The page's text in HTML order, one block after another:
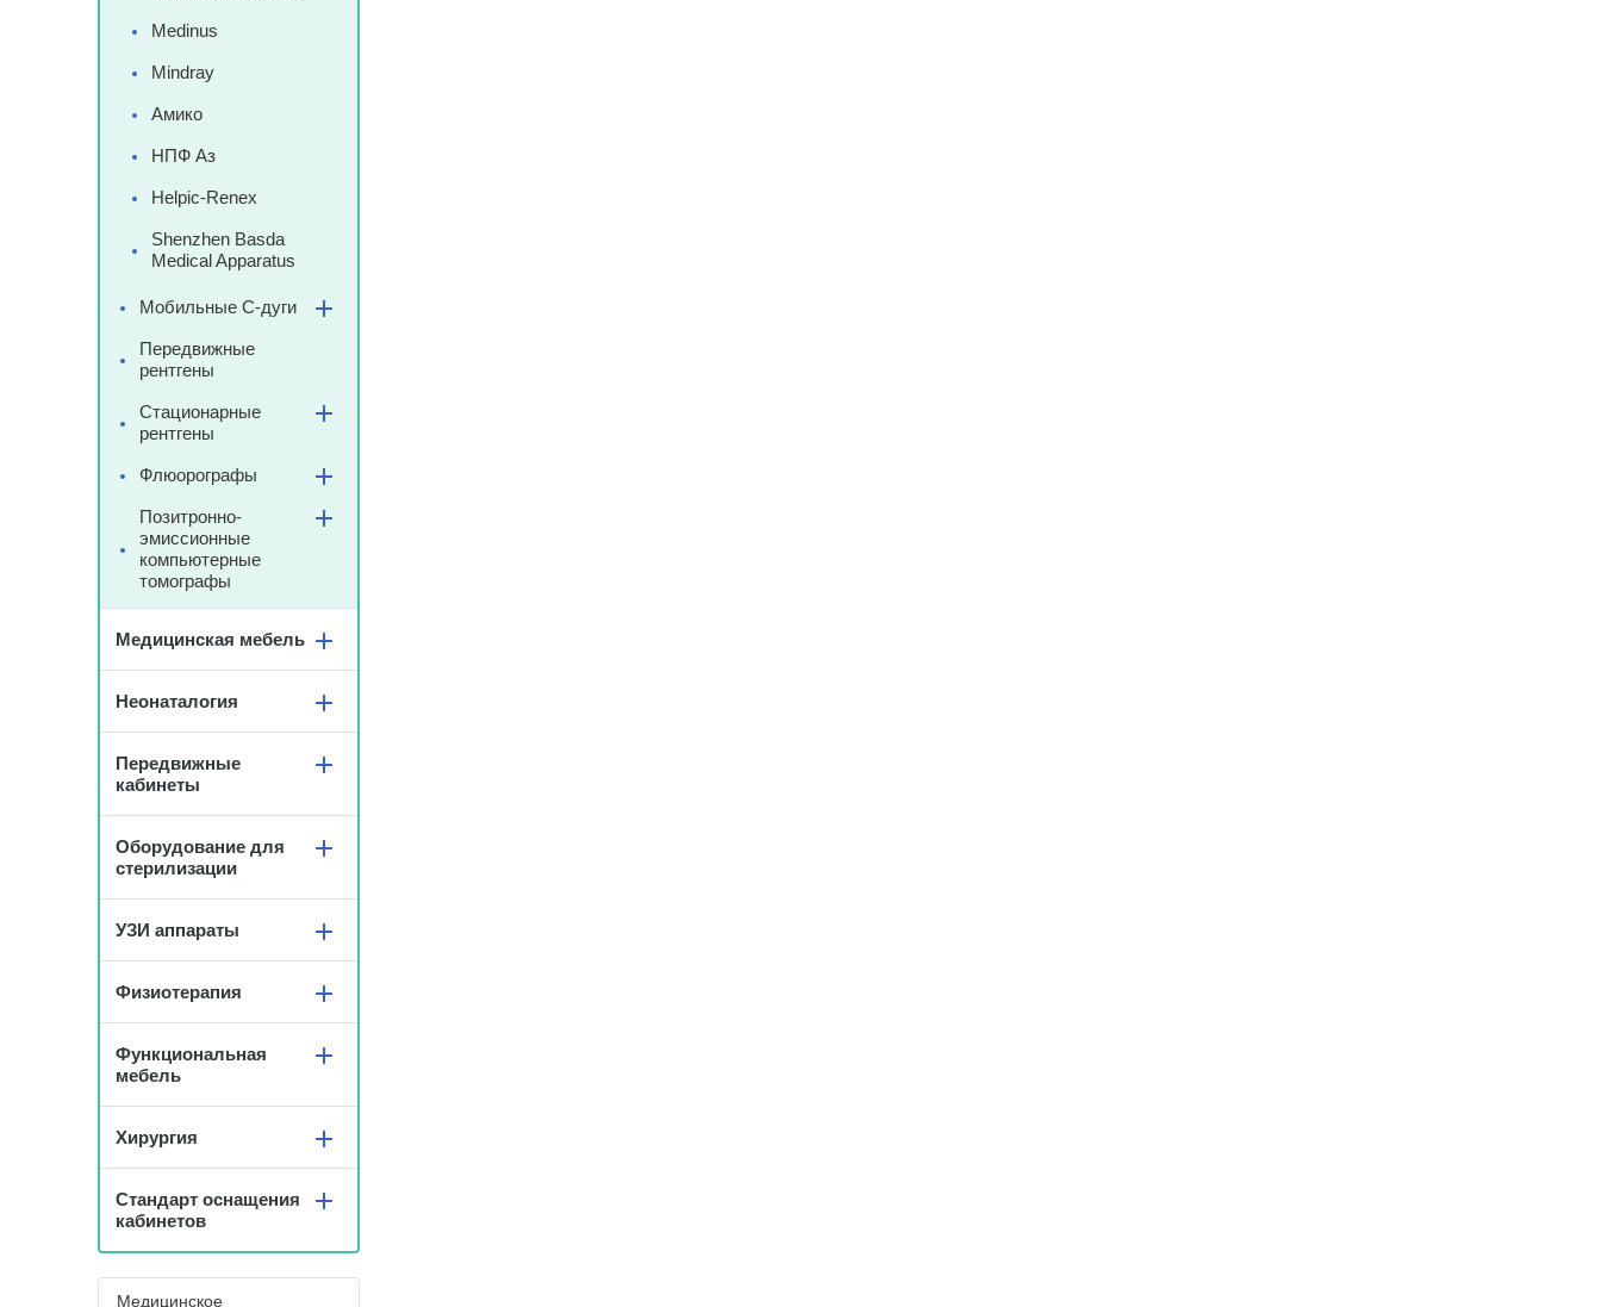
Medinus
Mindray
Амико
НПФ Аз
Helpic-Renex
Shenzhen Basda
Medical Apparatus
Мобильные С-дуги
Передвижные
рентгены
Стационарные
рентгены
Флюорографы
Позитронно-
эмиссионные
компьютерные
томографы
Медицинская мебель
Неонаталогия
Передвижные
кабинеты
Оборудование для
стерилизации
УЗИ аппараты
Физиотерапия
Функциональная
мебель
Хирургия
Стандарт оснащения
кабинетов
Медицинское